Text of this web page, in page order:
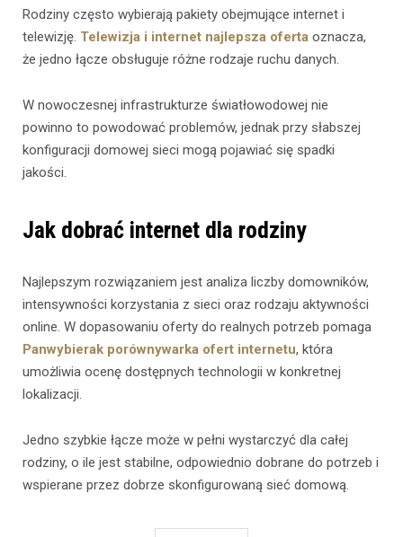
Rodziny często wybierają pakiety obejmujące internet i
telewizję. Telewizja i internet najlepsza oferta oznacza,
że jedno łącze obsługuje różne rodzaje ruchu danych.
W nowoczesnej infrastrukturze światłowodowej nie
powinno to powodować problemów, jednak przy słabszej
konfiguracji domowej sieci mogą pojawiać się spadki
jakości.
Jak dobrać internet dla rodziny
Najlepszym rozwiązaniem jest analiza liczby domowników,
intensywności korzystania z sieci oraz rodzaju aktywności
online. W dopasowaniu oferty do realnych potrzeb pomaga
Panwybierak porównywarka ofert internetu, która
umożliwia ocenę dostępnych technologii w konkretnej
lokalizacji.
Jedno szybkie łącze może w pełni wystarczyć dla całej
rodziny, o ile jest stabilne, odpowiednio dobrane do potrzeb i
wspierane przez dobrze skonfigurowaną sieć domową.